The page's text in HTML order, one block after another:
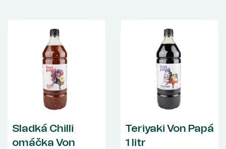
Sladká Chilli
omáčka Von
Teriyaki Von Papá
1 litr